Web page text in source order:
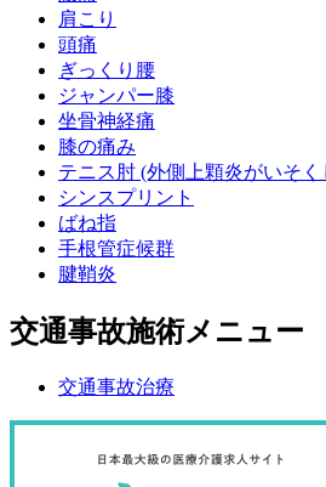
肩こり
頭痛
ぎっくり腰
ジャンパー膝
坐骨神経痛
膝の痛み
テニス肘 (外側上顆炎がいそ
シンスプリント
ばね指
手根管症候群
腱鞘炎
交通事故施術メニュー
交通事故治療